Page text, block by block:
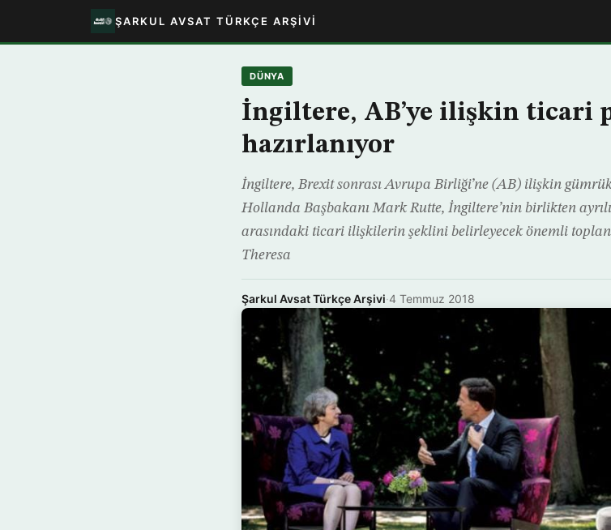
ŞARKUL AVSAT TÜRKÇE ARŞIVI
DÜNYA
İngiltere, AB’ye ilişkin ticari
hazırlanıyor
İngiltere, Brexit sonrası Avrupa Birliği’ne (AB) ilişkin gümrük
Hollanda Başbakanı Mark Rutte, İngiltere’nin birlikten
arasındaki ticari ilişkilerin şeklini belirleyecek önemli
Theresa
Şarkul Avsat Türkçe Arşivi·4 Temmuz 2018